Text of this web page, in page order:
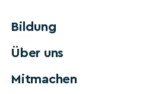
Bildung
Über uns
Mitmachen